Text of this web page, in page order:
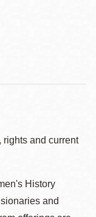
rights and current
History
and